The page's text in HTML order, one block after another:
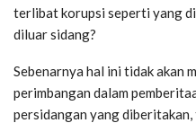
terlibat korupsi seperti yang
diluar sidang?
Sebenarnya hal ini tidak akan
perimbangan dalam
persidangan yang